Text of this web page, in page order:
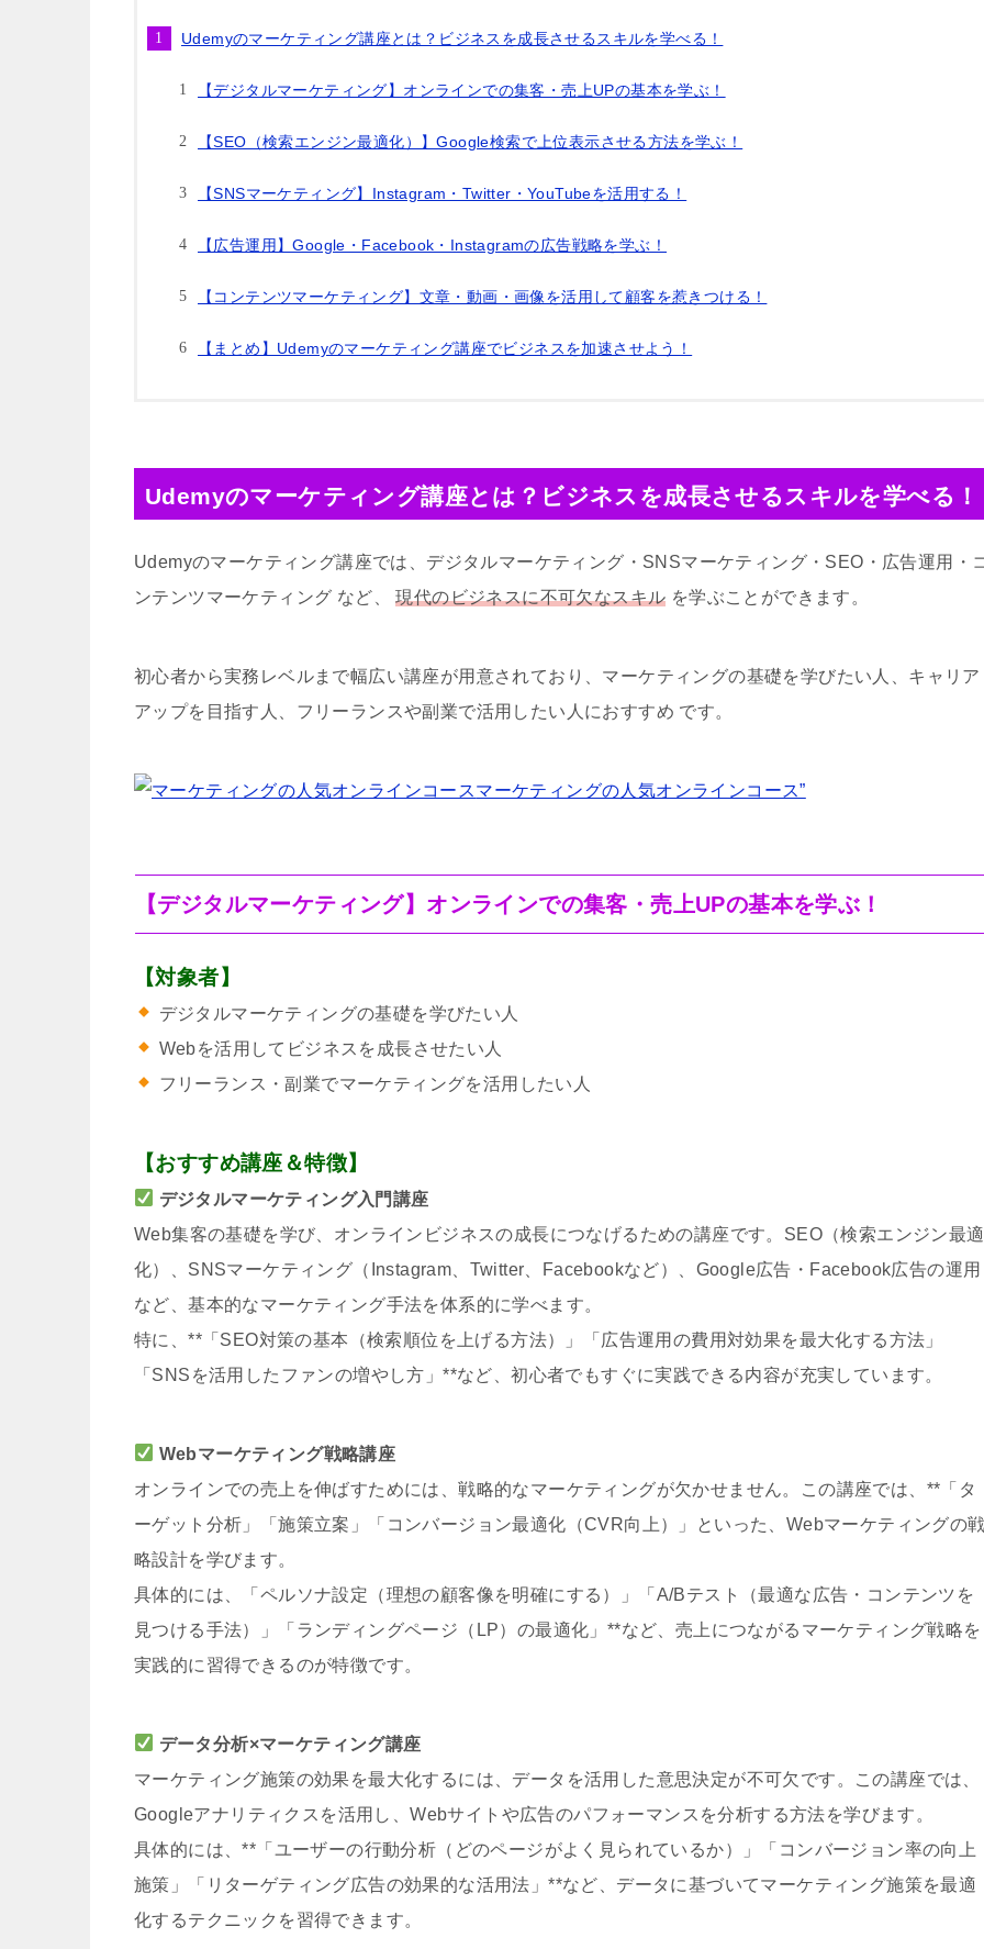
Udemyのマーケティング講座とは？ビジネスを成長させるスキルを学べる！
【デジタルマーケティング】オンラインでの集客・売上UPの基本を学ぶ！
【SEO（検索エンジン最適化）】Google検索で上位表示させる方法を学ぶ！
【SNSマーケティング】Instagram・Twitter・YouTubeを活用する！
【広告運用】Google・Facebook・Instagramの広告戦略を学ぶ！
【コンテンツマーケティング】文章・動画・画像を活用して顧客を惹きつける！
【まとめ】Udemyのマーケティング講座でビジネスを加速させよう！
Udemyのマーケティング講座とは？ビジネスを成長させるスキルを学べる！
Udemyのマーケティング講座では、デジタルマーケティング・SNSマーケティング・SEO・広告運用・
ンテンツマーケティング など、現代のビジネスに不可欠なスキル を学ぶことができます。
初心者から実務レベルまで幅広い講座が用意されており、マーケティングの基礎を学びたい人、キャリア
アップを目指す人、フリーランスや副業で活用したい人におすすめ です。
マーケティングの人気オンラインコース”
【デジタルマーケティング】オンラインでの集客・売上UPの基本を学ぶ！
【対象者】
デジタルマーケティングの基礎を学びたい人
Webを活用してビジネスを成長させたい人
フリーランス・副業でマーケティングを活用したい人
【おすすめ講座＆特徴】
デジタルマーケティング入門講座
Web集客の基礎を学び、オンラインビジネスの成長につなげるための講座です。SEO（検索エンジン最適
化）、SNSマーケティング（Instagram、Twitter、Facebookなど）、Google広告・Facebook広告の運用
など、基本的なマーケティング手法を体系的に学べます。
特に、**「SEO対策の基本（検索順位を上げる方法）」「広告運用の費用対効果を最大化する方法」
「SNSを活用したファンの増やし方」**など、初心者でもすぐに実践できる内容が充実しています。
Webマーケティング戦略講座
オンラインでの売上を伸ばすためには、戦略的なマーケティングが欠かせません。この講座では、**「タ
ーゲット分析」「施策立案」「コンバージョン最適化（CVR向上）」といった、Webマーケティングの
略設計を学びます。
具体的には、「ペルソナ設定（理想の顧客像を明確にする）」「A/Bテスト（最適な広告・コンテンツを
見つける手法）」「ランディングページ（LP）の最適化」**など、売上につながるマーケティング戦略を
実践的に習得できるのが特徴です。
データ分析×マーケティング講座
マーケティング施策の効果を最大化するには、データを活用した意思決定が不可欠です。この講座では、
Googleアナリティクスを活用し、Webサイトや広告のパフォーマンスを分析する方法を学びます。
具体的には、**「ユーザーの行動分析（どのページがよく見られているか）」「コンバージョン率の向上
施策」「リターゲティング広告の効果的な活用法」**など、データに基づいてマーケティング施策を最適
化するテクニックを習得できます。